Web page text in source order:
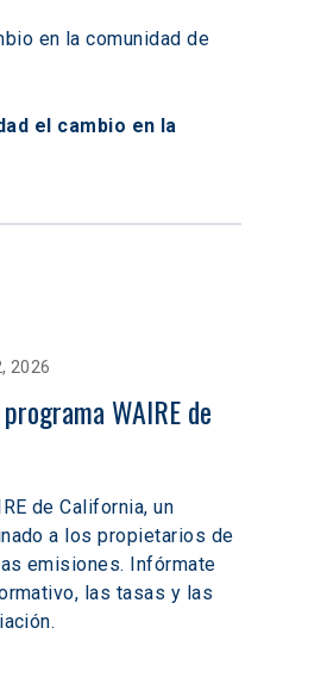
en la comunidad de
el cambio en la
2026
WAIRE de
de California, un
a los propietarios de
emisiones. Infórmate
las tasas y las